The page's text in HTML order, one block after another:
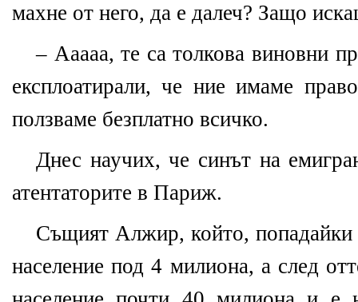
махне от него, да е далеч? Защо
– Ааааа, те са толкова виновни
експлоатирали, че ние имаме
ползваме безплатно всичко.
Днес научих, че синът на
атентаторите в Париж.
Същият Алжир, който, попадайки
население под 4 милиона, а след